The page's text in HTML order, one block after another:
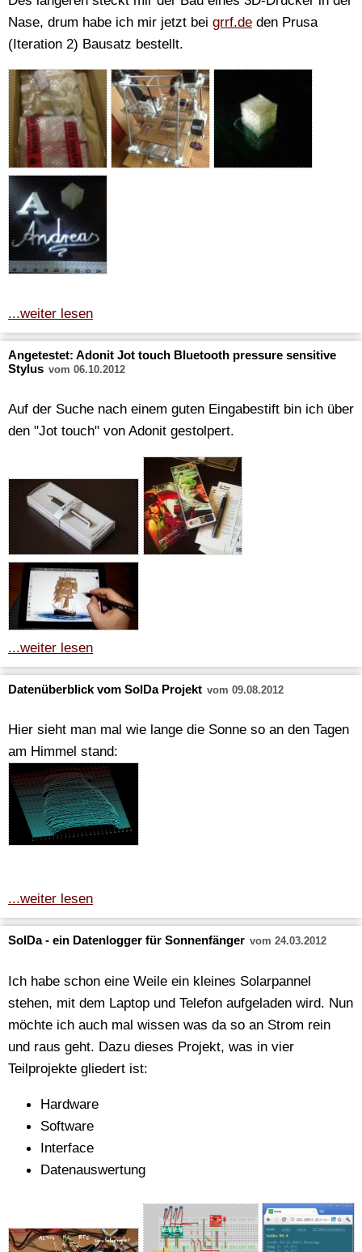
Nase, drum habe ich mir jetzt bei grrf.de den Prusa
(Iteration 2) Bausatz bestellt.
...weiter lesen
Angetestet: Adonit Jot touch Bluetooth pressure sensitive
Stylus vom 06.10.2012
Auf der Suche nach einem guten Eingabestift bin ich über
den "Jot touch" von Adonit gestolpert.
...weiter lesen
Datenüberblick vom SolDa Projekt vom 09.08.2012
Hier sieht man mal wie lange die Sonne so an den Tagen
am Himmel stand:
...weiter lesen
SolDa - ein Datenlogger für Sonnenfänger vom 24.03.2012
Ich habe schon eine Weile ein kleines Solarpannel
stehen, mit dem Laptop und Telefon aufgeladen wird. Nun
möchte ich auch mal wissen was da so an Strom rein
und raus geht. Dazu dieses Projekt, was in vier
Teilprojekte gliedert ist:
Hardware
Software
Interface
Datenauswertung